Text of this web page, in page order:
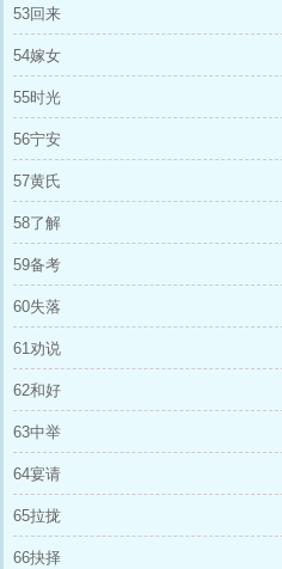
53回来
54嫁女
55时光
56宁安
57黄氏
58了解
59备考
60失落
61劝说
62和好
63中举
64宴请
65拉拢
66抉择